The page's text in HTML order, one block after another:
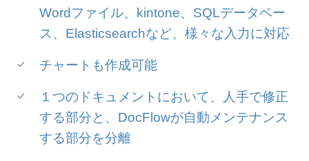
Wordファイル、kintone、SQLデータベー
ス、Elasticsearchなど、様々な入力に対応
チャートも作成可能
１つのドキュメントにおいて、人手で修正
する部分と、DocFlowが自動メンテナンス
する部分を分離